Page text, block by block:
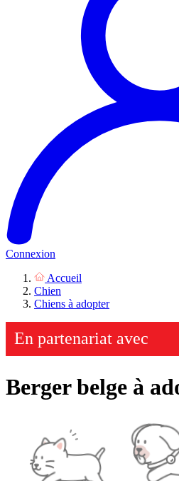
Connexion
Accueil
Chien
Chiens à adopter
Berger belge à